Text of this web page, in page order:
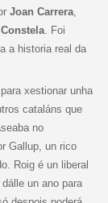
Joan Carrera,
. Foi
a historia real da
xestionar unha
cataláns que
no
Gallup, un rico
Roig é un liberal
un ano para